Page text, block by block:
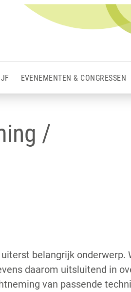
EVENEMENTEN & CONGRESSEN
/
belangrijk onderwerp.
daarom uitsluitend in
van passende